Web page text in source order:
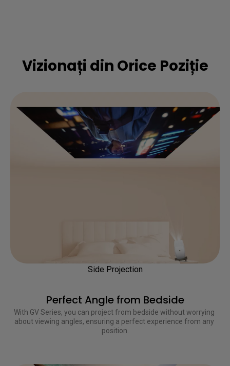
Vizionați din Orice Poziție
Perfect Angle from Bedside
Side Projection
With GV Series, you can project from bedside without worrying
about viewing angles, ensuring a perfect experience from any
position.